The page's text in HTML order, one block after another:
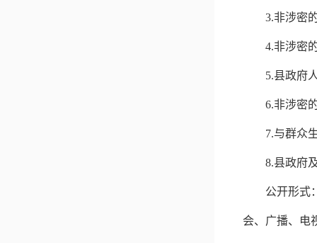
3.非涉密
4.非涉密
5.县政府
6.非涉密
7.与群众
8.县政府
公开形式
会、广播、电